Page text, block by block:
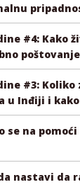
#4: Kako
poštovanje
#3:
u Inđiji i
se na
nastavi da